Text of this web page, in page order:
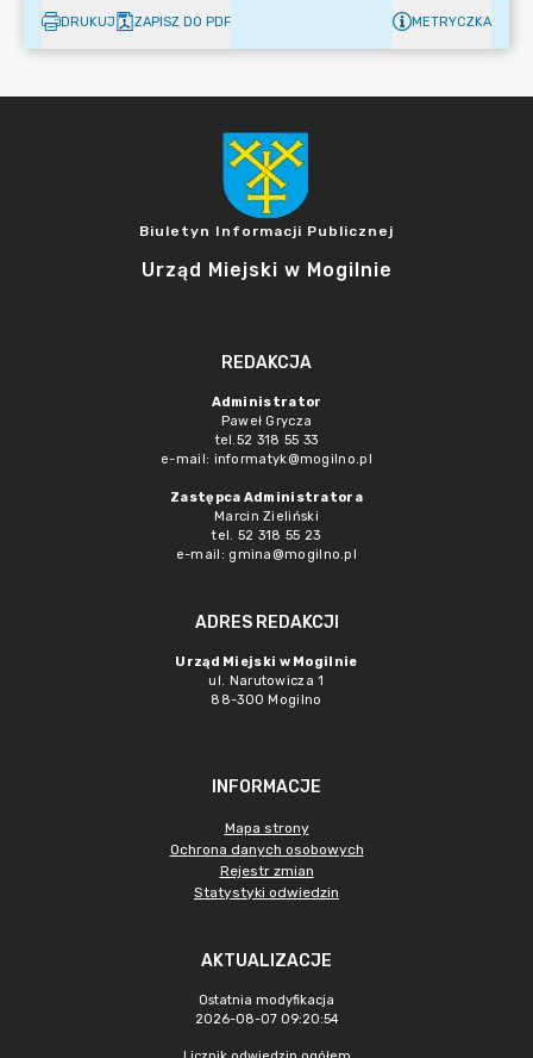
DRUKUJ ZAPISZ DO PDF METRYCZKA
Biuletyn Informacji Publicznej
Urząd Miejski w Mogilnie
REDAKCJA
Administrator
Paweł Grycza
tel.52 318 55 33
e-mail: informatyk@mogilno.pl
Zastępca Administratora
Marcin Zieliński
tel. 52 318 55 23
e-mail: gmina@mogilno.pl
ADRES REDAKCJI
Urząd Miejski w Mogilnie
ul. Narutowicza 1
88-300 Mogilno
INFORMACJE
Mapa strony
Ochrona danych osobowych
Rejestr zmian
Statystyki odwiedzin
AKTUALIZACJE
Ostatnia modyfikacja
2026-08-07 09:20:54